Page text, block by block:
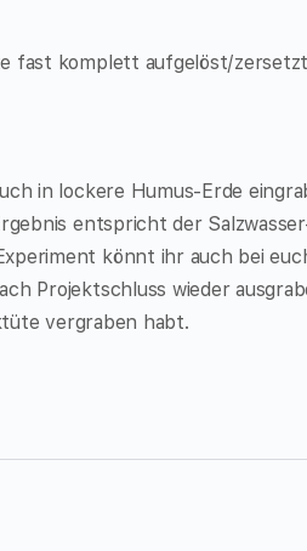
fast komplett aufgelöst/
in lockere Humus-Erde
entspricht der
könnt ihr auch bei
Projektschluss wieder
vergraben habt.